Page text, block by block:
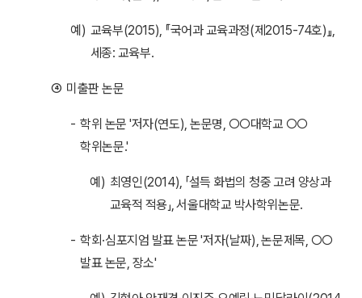
예) 교육부(2015), 『국어과 교육과정(제2015-74호)』,
세종: 교육부.
④ 미출판 논문
- 학위 논문 '저자(연도), 논문명, ○○대학교 ○○
학위논문.'
예) 최영인(2014), 「설득 화법의 청중 고려 양상과
교육적 적용」, 서울대학교 박사학위논문.
- 학회·심포지엄 발표 논문 '저자(날짜), 논문제목, ○○
발표 논문, 장소'